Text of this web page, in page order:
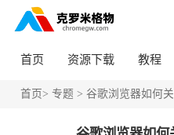
首页 资源下载 教程
首页> 专题> 谷歌浏览器如何